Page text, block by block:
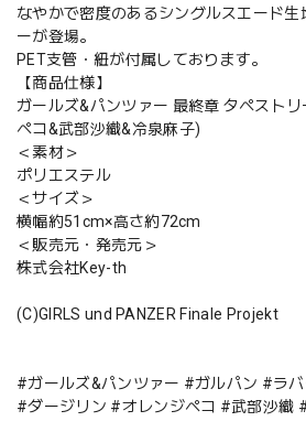
なやかで密度のあるシングルスエード生
ーが登場。
PET支管・紐が付属しております。
【商品仕様】
ガールズ&パンツァー 最終章 タペスト
ペコ&武部沙織&冷泉麻子)
＜素材＞
ポリエステル
＜サイズ＞
横幅約51cm×高さ約72cm
＜販売元・発売元＞
株式会社Key-th
(C)GIRLS und PANZER Finale Projekt
#ガールズ&パンツァー #ガルパン #ラ
#ダージリン #オレンジペコ #武部沙織